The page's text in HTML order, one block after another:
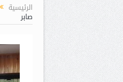
الرئيسية
صابر